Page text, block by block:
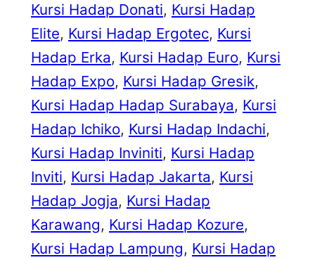
Kursi Hadap Donati, Kursi Hadap
Elite, Kursi Hadap Ergotec, Kursi
Hadap Erka, Kursi Hadap Euro, Kursi
Hadap Expo, Kursi Hadap Gresik
Kursi Hadap Hadap Surabaya, Kursi
Hadap Ichiko, Kursi Hadap Indachi
Kursi Hadap Inviniti, Kursi Hadap
Inviti, Kursi Hadap Jakarta, Kursi
Hadap Jogja, Kursi Hadap
Karawang, Kursi Hadap Kozure
Kursi Hadap Lampung, Kursi Hadap